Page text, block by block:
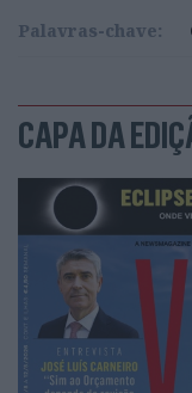
Palavras-chave:
CAPA DA